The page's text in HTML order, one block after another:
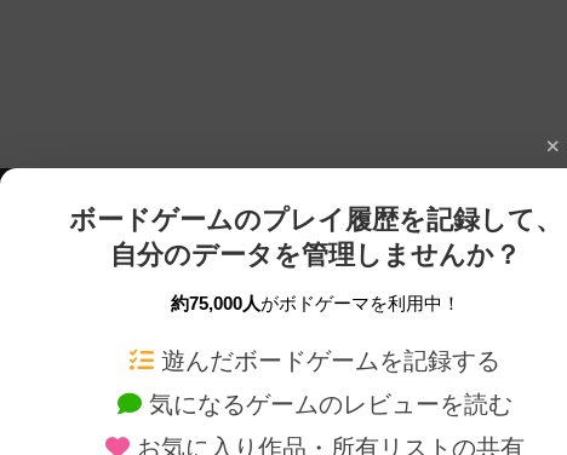
ボードゲームのプレイ履歴を記録して、
自分のデータを管理しませんか？
約75,000人がボドゲーマを利用中！
遊んだボードゲームを記録する
気になるゲームのレビューを読む
お気に入り作品・所有リストの共有
ボードゲームを検索する 新作・再入荷情報